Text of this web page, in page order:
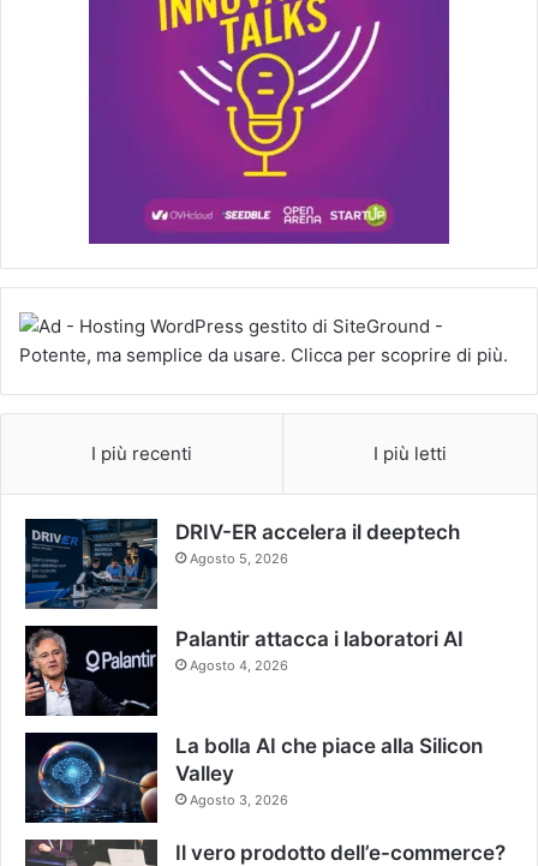
I più recenti I più letti
DRIV-ER accelera il deeptech
Agosto 5, 2026
Palantir attacca i laboratori AI
Agosto 4, 2026
La bolla AI che piace alla Silicon
Valley
Agosto 3, 2026
Il vero prodotto dell’e-commerce?